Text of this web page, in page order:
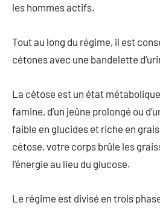
les hommes actifs.
Tout au long du régime, il est
cétones avec une bandelette
La cétose est un état
famine, d’un jeûne prolongé ou
faible en glucides et riche en
cétose, votre corps brûle les
l’énergie au lieu du glucose.
Le régime est divisé en trois